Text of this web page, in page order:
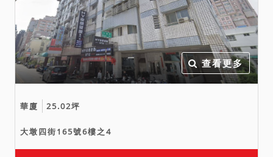
查看更多
華廈 25.02坪
大墩四街165號6樓之4